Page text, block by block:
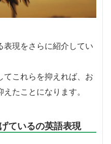
表現をさらに紹介してい
てこれらを抑えれば、お
たことになります。
ているの英語表現